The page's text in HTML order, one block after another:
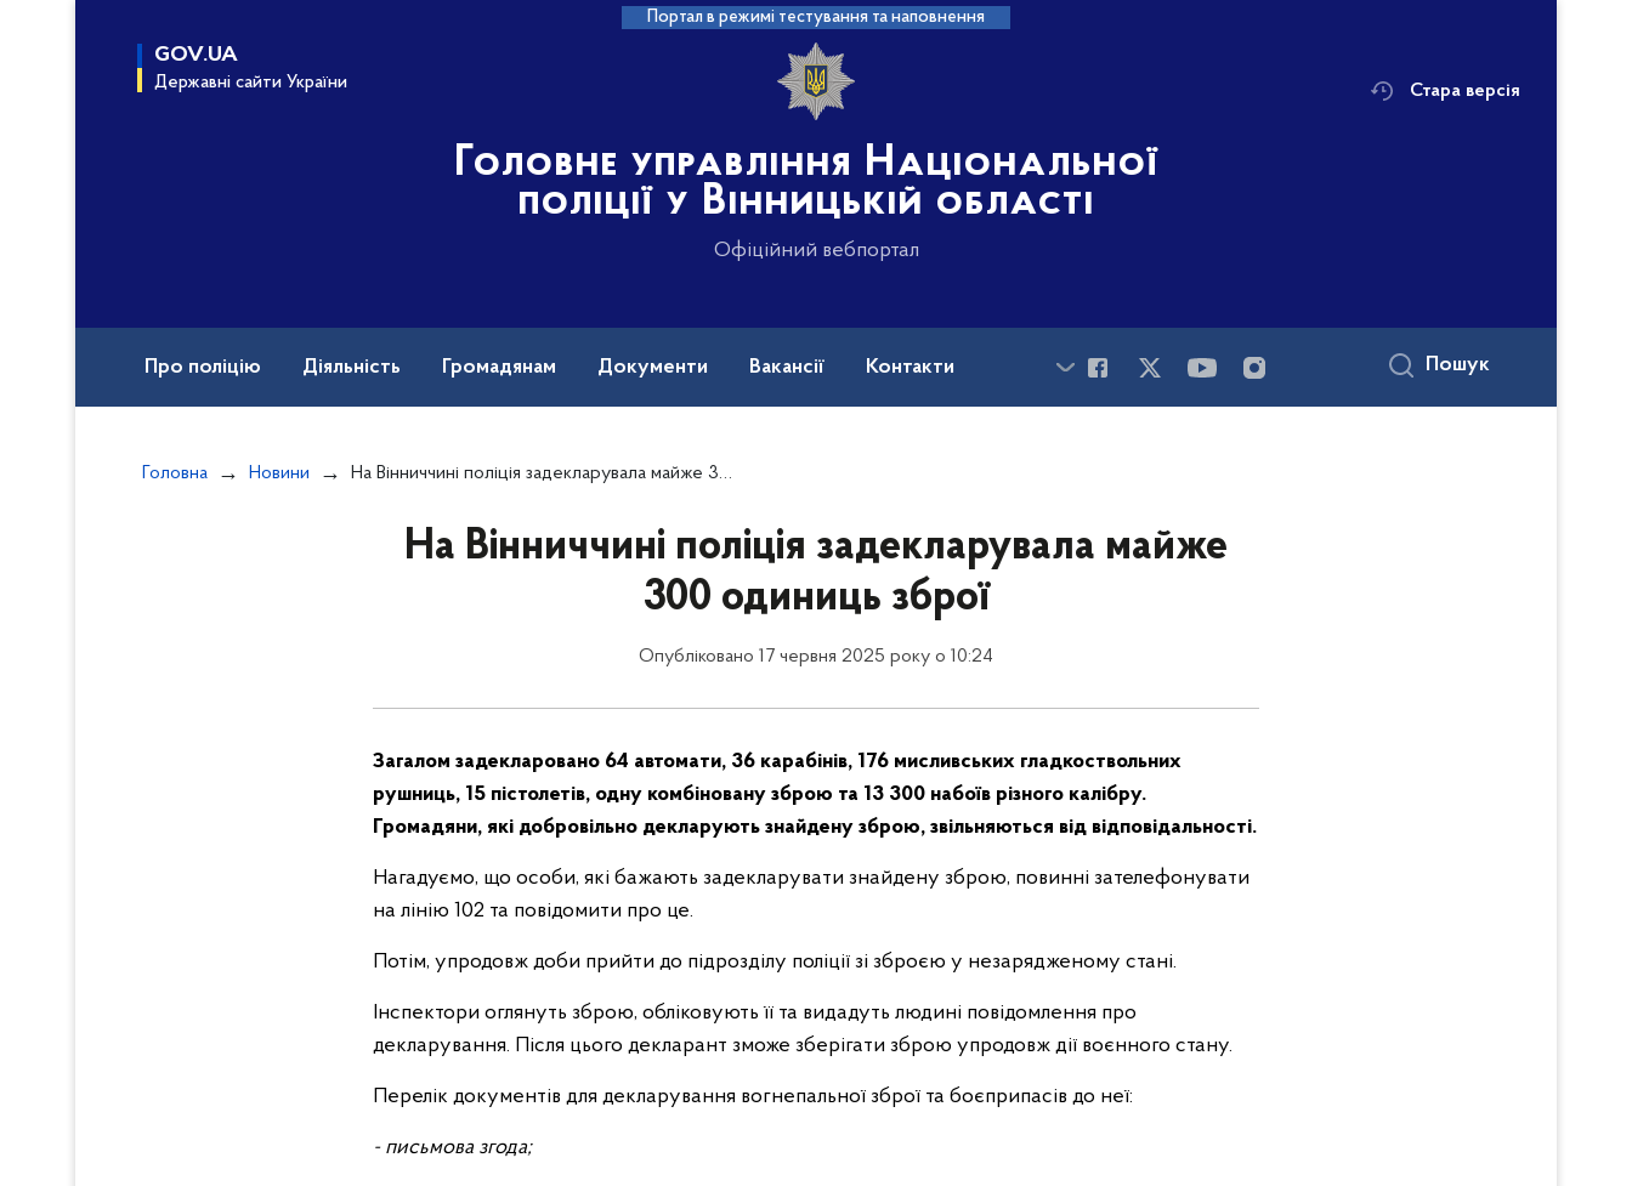
Портал в режимі тестування та наповнення
GOV.UA
Державні сайти України
Головне управління Національної
поліції у Вінницькій області
Офіційний вебпортал
Стара версія
Про поліцію Діяльність Громадянам Документи Вакансії Контакти Пошук
Головна Новини На Вінниччині поліція задекларувала майже 300 одиниць зброї
На Вінниччині поліція задекларувала майже
300 одиниць зброї
Опубліковано 17 червня 2025 року о 10:24
Загалом задекларовано 64 автомати, 36 карабінів, 176 мисливських гладкоствольних
рушниць, 15 пістолетів, одну комбіновану зброю та 13 300 набоїв різного калібру.
Громадяни, які добровільно декларують знайдену зброю, звільняються від відповідальності.
Нагадуємо, що особи, які бажають задекларувати знайдену зброю, повинні зателефонувати
на лінію 102 та повідомити про це.
Потім, упродовж доби прийти до підрозділу поліції зі зброєю у незарядженому стані.
Інспектори оглянуть зброю, обліковують її та видадуть людині повідомлення про
декларування. Після цього декларант зможе зберігати зброю упродовж дії воєнного стану.
Перелік документів для декларування вогнепальної зброї та боєприпасів до неї:
- письмова згода;